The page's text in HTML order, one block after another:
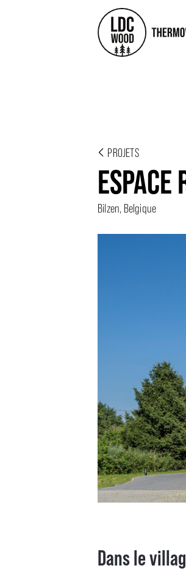
PROJETS
ESPACE
Bilzen, Belgique
Dans le